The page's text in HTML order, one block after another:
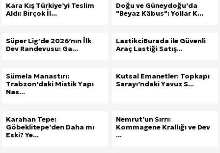
Kara Kış Türkiye’yi Teslim
Aldı: Birçok İl...
Doğu ve Güneydoğu’da
"Beyaz Kâbus": Yollar K...
Süper Lig’de 2026’nın İlk
Dev Randevusu: Ga...
LastikciBurada ile Güvenli
Araç Lastiği Satış...
Sümela Manastırı:
Trabzon'daki Mistik Yapı
Nas...
Kutsal Emanetler: Topkapı
Sarayı’ndaki Yavuz S...
Karahan Tepe:
Göbeklitepe’den Daha mı
Eski? Ye...
Nemrut’un Sırrı:
Kommagene Krallığı ve Dev
...